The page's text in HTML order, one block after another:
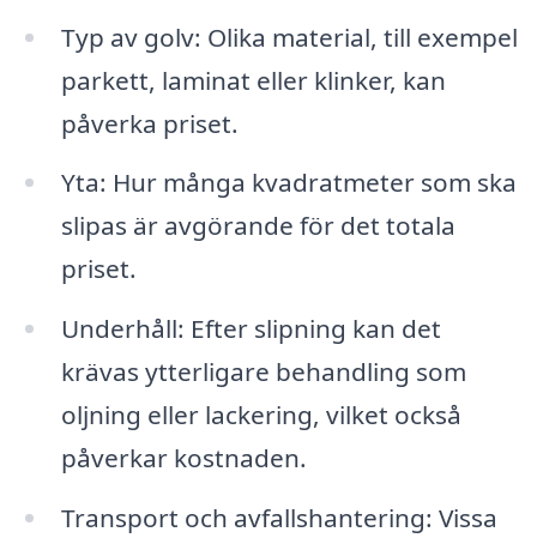
Typ av golv: Olika material, till exempel
parkett, laminat eller klinker, kan
påverka priset.
Yta: Hur många kvadratmeter som ska
slipas är avgörande för det totala
priset.
Underhåll: Efter slipning kan det
krävas ytterligare behandling som
oljning eller lackering, vilket också
påverkar kostnaden.
Transport och avfallshantering: Vissa